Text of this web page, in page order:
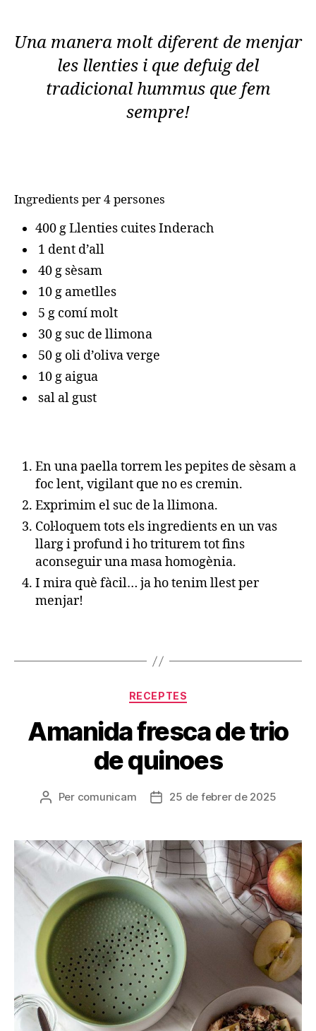
Una manera molt diferent de menjar
les llenties i que defuig del
tradicional hummus que fem
sempre!
Ingredients per 4 persones
400 g Llenties cuites Inderach
1 dent d’all
40 g sèsam
10 g ametlles
5 g comí molt
30 g suc de llimona
50 g oli d’oliva verge
10 g aigua
sal al gust
En una paella torrem les pepites de sèsam a
foc lent, vigilant que no es cremin.
Exprimim el suc de la llimona.
Col·loquem tots els ingredients en un vas
llarg i profund i ho triturem tot fins
aconseguir una masa homogènia.
I mira què fàcil… ja ho tenim llest per
menjar!
Categories
RECEPTES
Amanida fresca de trio
de quinoes
Autor
Per comunicam
Data25 de febrer de 2025